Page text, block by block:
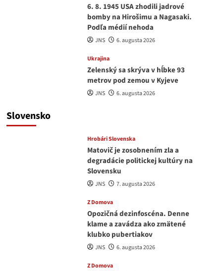
6. 8. 1945 USA zhodili jadrové
bomby na Hirošimu a Nagasaki.
Podľa médií nehoda
JNS 6. augusta 2026
Ukrajina
Zelenský sa skrýva v hĺbke 93
metrov pod zemou v Kyjeve
JNS 6. augusta 2026
Slovensko
Hrobári Slovenska
Matovič je zosobnením zla a
degradácie politickej kultúry na
Slovensku
JNS 7. augusta 2026
Z Domova
Opozičná dezinfoscéna. Denne
klame a zavádza ako zmätené
klubko pubertiakov
JNS 6. augusta 2026
Z Domova